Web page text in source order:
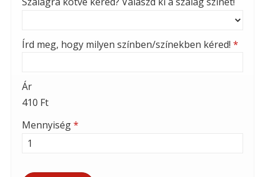
Írd meg, hogy milyen színben/színekben kéred! *
Ár
410 Ft
Mennyiség*